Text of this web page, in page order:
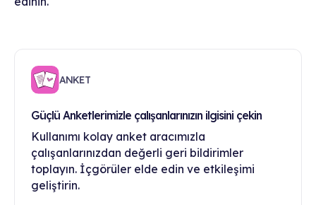
ANKET
Güçlü Anketlerimizle çalışanlarınızın ilgisini çekin
Kullanımı kolay anket aracımızla
çalışanlarınızdan değerli geri bildirimler
toplayın. İçgörüler elde edin ve etkileşimi
geliştirin.